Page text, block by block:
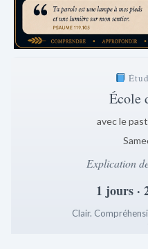
École
avec le
Explication
1 jours ·
Clair.